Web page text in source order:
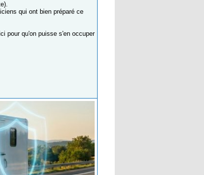
qui ont bien préparé ce
pour qu'on puisse s'en occuper